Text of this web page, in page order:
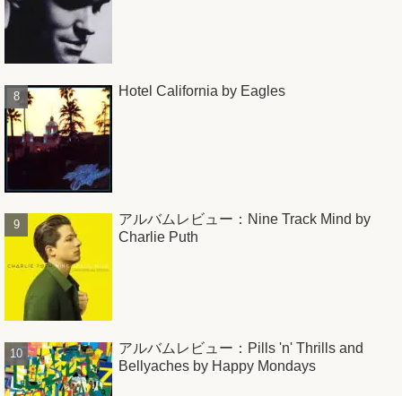
Hotel California by Eagles
アルバムレビュー：Nine Track Mind by
Charlie Puth
アルバムレビュー：Pills 'n' Thrills and
Bellyaches by Happy Mondays